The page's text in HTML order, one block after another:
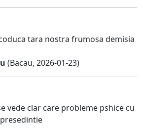
tara nostra frumosa demisia
(Bacau, 2026-01-23)
vede clar care probleme pshice cu